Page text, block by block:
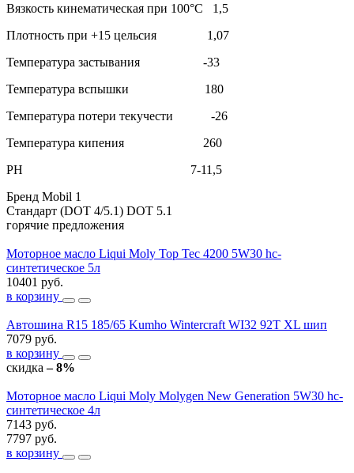
Вязкость кинематическая при 100°С 1,5
Плотность при +15 цельсия 1,07
Температура застывания -33
Температура вспышки 180
Температура потери текучести -26
Температура кипения 260
PH 7-11,5
Бренд Mobil 1
Стандарт (DOT 4/5.1) DOT 5.1
горячие предложения
Моторное масло Liqui Moly Top Tec 4200 5W30 hc-
синтетическое 5л
10401 руб.
в корзину
Автошина R15 185/65 Kumho Wintercraft WI32 92T XL шип
7079 руб.
в корзину
скидка– 8%
Моторное масло Liqui Moly Molygen New Generation 5W30 hc-
синтетическое 4л
7143 руб.
7797 руб.
в корзину